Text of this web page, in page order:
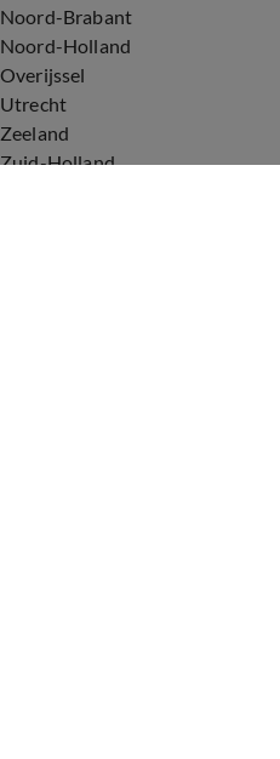
Noord-Brabant
Noord-Holland
Overijssel
Utrecht
Zeeland
Zuid-Holland